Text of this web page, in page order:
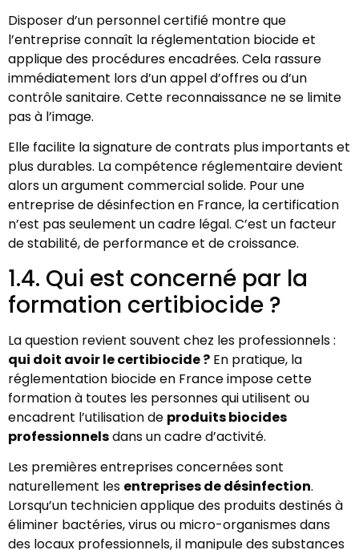
Disposer d’un personnel certifié montre que
l’entreprise connaît la réglementation biocide et
applique des procédures encadrées. Cela rassure
immédiatement lors d’un appel d’offres ou d’un
contrôle sanitaire. Cette reconnaissance ne se limite
pas à l’image.
Elle facilite la signature de contrats plus importants et
plus durables. La compétence réglementaire devient
alors un argument commercial solide. Pour une
entreprise de désinfection en France, la certification
n’est pas seulement un cadre légal. C’est un facteur
de stabilité, de performance et de croissance.
1.4. Qui est concerné par la
formation certibiocide ?
La question revient souvent chez les professionnels :
qui doit avoir le certibiocide ? En pratique, la
réglementation biocide en France impose cette
formation à toutes les personnes qui utilisent ou
encadrent l’utilisation de produits biocides
professionnelsdans un cadre d’activité.
Les premières entreprises concernées sont
naturellement les entreprises de désinfection.
Lorsqu’un technicien applique des produits destinés à
éliminer bactéries, virus ou micro-organismes dans
des locaux professionnels, il manipule des substances